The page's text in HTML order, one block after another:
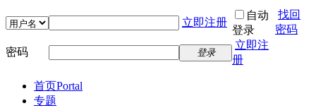
立即注册
自动
登录
找回
密码
密码
登录
立即注
册
首页Portal
专题